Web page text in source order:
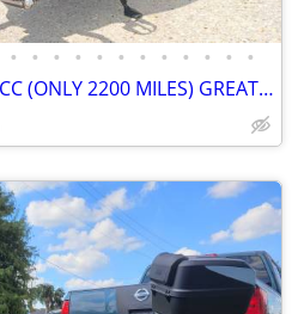
• • • • • • • • • • • •
2021 HONDA REBEL 1100CC (ONLY 2200 MILES) GREAT DEAL - NEW ADDITIONS!